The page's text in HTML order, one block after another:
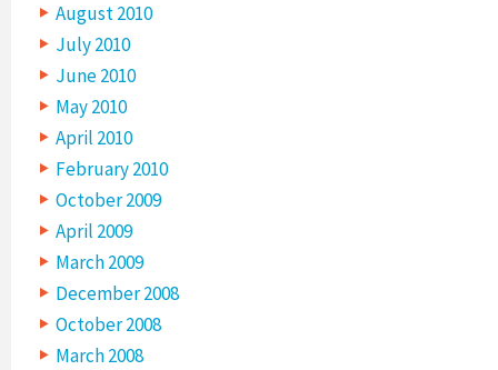
August 2010
July 2010
June 2010
May 2010
April 2010
February 2010
October 2009
April 2009
March 2009
December 2008
October 2008
March 2008